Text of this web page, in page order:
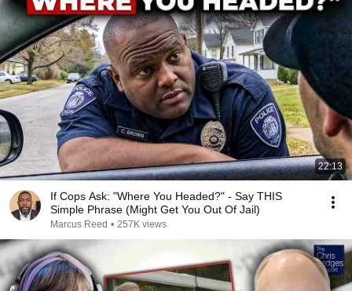
22:13
If Cops Ask: "Where You Headed?" - Say THIS
Simple Phrase (Might Get You Out Of Jail)
Marcus Reed • 257K views